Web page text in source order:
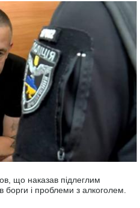
що наказав підлеглим
борги і проблеми з алкоголем.